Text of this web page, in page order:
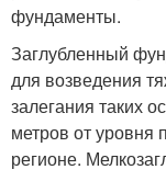
фундаменты.
Заглубленный
для возведения
залегания таких
метров от уровня
регионе.